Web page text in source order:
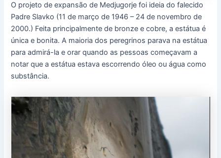
O projeto de expansão de Medjugorje foi ideia do falecido
Padre Slavko (11 de março de 1946 – 24 de novembro de
2000.) Feita principalmente de bronze e cobre, a estátua é
única e bonita. A maioria dos peregrinos parava na estátua
para admirá-la e orar quando as pessoas começavam a
notar que a estátua estava escorrendo óleo ou água como
substância.